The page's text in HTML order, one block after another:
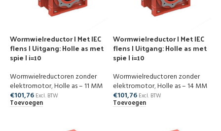
Wormwielreductor | Met IEC
flens | Uitgang: Holle as met
spie | i=10
Wormwielreductoren zonder
elektromotor,Holle as – 11 MM
€101,76 Excl. BTW
Toevoegen
Wormwielreductor | Met IEC
flens | Uitgang: Holle as met
spie | i=10
Wormwielreductoren zonder
elektromotor,Holle as – 14 MM
€101,76 Excl. BTW
Toevoegen